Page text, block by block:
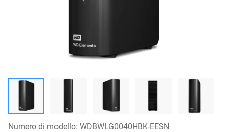
Numero di modello: WDBWLG0040HBK-EESN